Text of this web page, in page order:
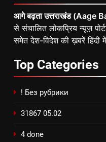
आगे बढ़ता उत्तराखंड (Aage
से संचालित लोकप्रिय न्यूज़
समेत देश-विदेश की ख़बरें हिंदी
Top Categories
! Без рубрики
31867 05.02
4 done